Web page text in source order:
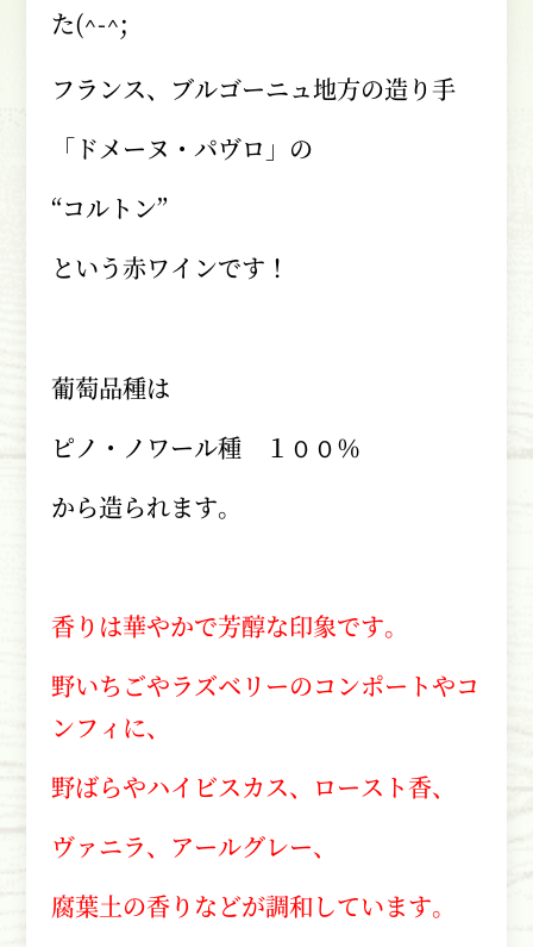
た(^-^;
フランス、ブルゴーニュ地方の造り手
「ドメーヌ・パヴロ」の
“コルトン”
という赤ワインです！
葡萄品種は
ピノ・ノワール種 １００％
から造られます。
香りは華やかで芳醇な印象です。
野いちごやラズベリーのコンポートやコ
ンフィに、
野ばらやハイビスカス、ロースト香、
ヴァニラ、アールグレー、
腐葉土の香りなどが調和しています。